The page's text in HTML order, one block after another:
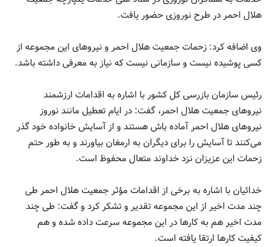
هلال احمر در طرح نوروزی حضور یافت.
وی اضافه کرد: زحمات جمعیت هلال احمر و نیروهای این مجموعه از
کسی پوشیده نیست و سازمانی نیست که نیاز به معرفی داشته باشد.
رئیس سازمان بازرسی کل کشور با اشاره به اقدامات ارزشمند
نیروهای جمعیت هلال احمر، گفت: در ایام تعطیل مانند نوروز
نیروهای هلال احمر آماده باش هستند و از آسایش خانواده خود گذر
می‌کنند تا آسایش را برای دیگران به ارمغان بیاورند و به طور حتم
زحمات این عزیزان نزد خداوند متعال محفوظ است.
خدائیان با اشاره به برخی از اقدامات مؤثر جمعیت هلال احمر طی
چند مدت اخیر از این مجموعه تقدیر و تشکر کرد و گفت: طی چند
مدت اخیر هم به کارها در این مجموعه سرعت داده شده و هم
کیفیت کارها ارتقا یافته است.